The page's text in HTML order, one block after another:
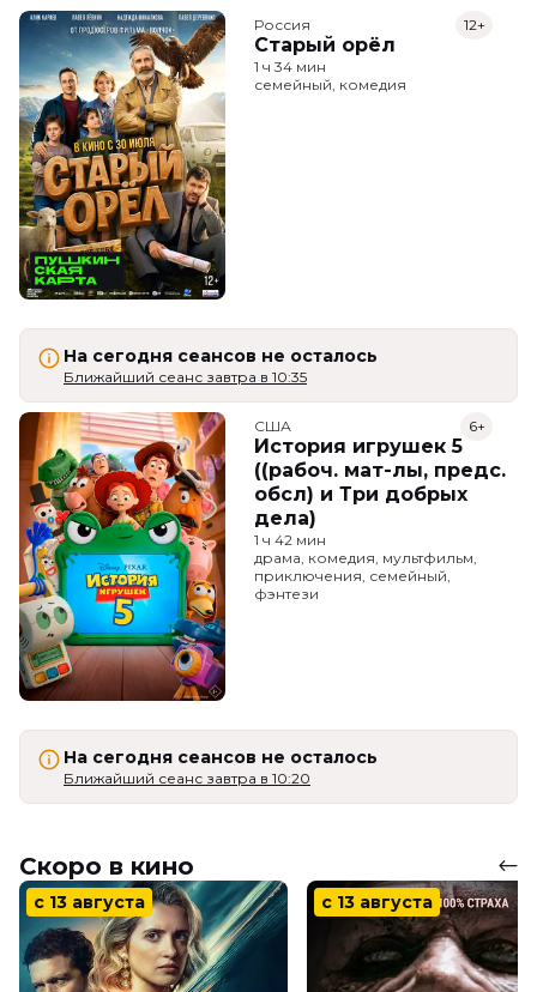
Россия
Старый орёл
12+
1 ч 34 мин
семейный, комедия
На сегодня сеансов не осталось
Ближайший сеанс завтра в 10:35
США
История игрушек 5
((рабоч. мат-лы, предс.
обсл) и Три добрых
дела)
6+
1 ч 42 мин
драма, комедия, мультфильм,
приключения, семейный,
фэнтези
На сегодня сеансов не осталось
Ближайший сеанс завтра в 10:20
Скоро в кино
с 13 августа с 13 августа